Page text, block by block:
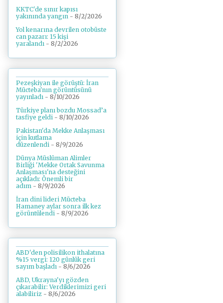
KKTC'de sınır kapısı
yakınında yangın - 8/2/2026
Yol kenarına devrilen otobüste
can pazarı: 15 kişi
yaralandı - 8/2/2026
Pezeşkiyan ile görüştü: İran
Mücteba'nın görüntüsünü
yayınladı - 8/10/2026
Türkiye planı bozdu Mossad’a
tasfiye geldi - 8/10/2026
Pakistan'da Mekke Anlaşması
için kutlama
düzenlendi - 8/9/2026
Dünya Müslüman Alimler
Birliği 'Mekke Ortak Savunma
Anlaşması'na desteğini
açıkladı: Önemli bir
adım - 8/9/2026
İran dini lideri Mücteba
Hamaney aylar sonra ilk kez
görüntülendi - 8/9/2026
ABD'den polisilikon ithalatına
%15 vergi: 120 günlük geri
sayım başladı - 8/6/2026
ABD, Ukrayna'yı gözden
çıkarabilir: Verdiklerimizi geri
alabiliriz - 8/6/2026